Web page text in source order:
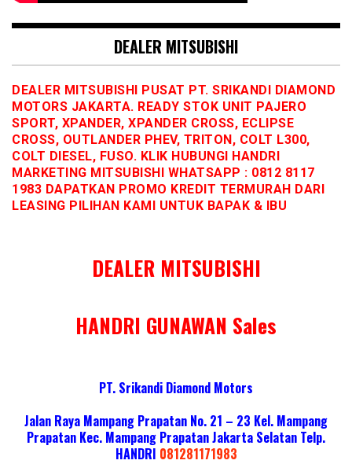
DEALER MITSUBISHI
DEALER MITSUBISHI PUSAT PT. SRIKANDI DIAMOND
MOTORS JAKARTA. READY STOK UNIT PAJERO
SPORT, XPANDER, XPANDER CROSS, ECLIPSE
CROSS, OUTLANDER PHEV, TRITON, COLT L300,
COLT DIESEL, FUSO. KLIK HUBUNGI HANDRI
MARKETING MITSUBISHI WHATSAPP : 0812 8117
1983 DAPATKAN PROMO KREDIT TERMURAH DARI
LEASING PILIHAN KAMI UNTUK BAPAK & IBU
DEALER MITSUBISHI
HANDRI GUNAWAN Sales
PT. Srikandi Diamond Motors
Jalan Raya Mampang Prapatan No. 21 – 23 Kel. Mampang
Prapatan Kec. Mampang Prapatan Jakarta Selatan Telp.
HANDRI 081281171983